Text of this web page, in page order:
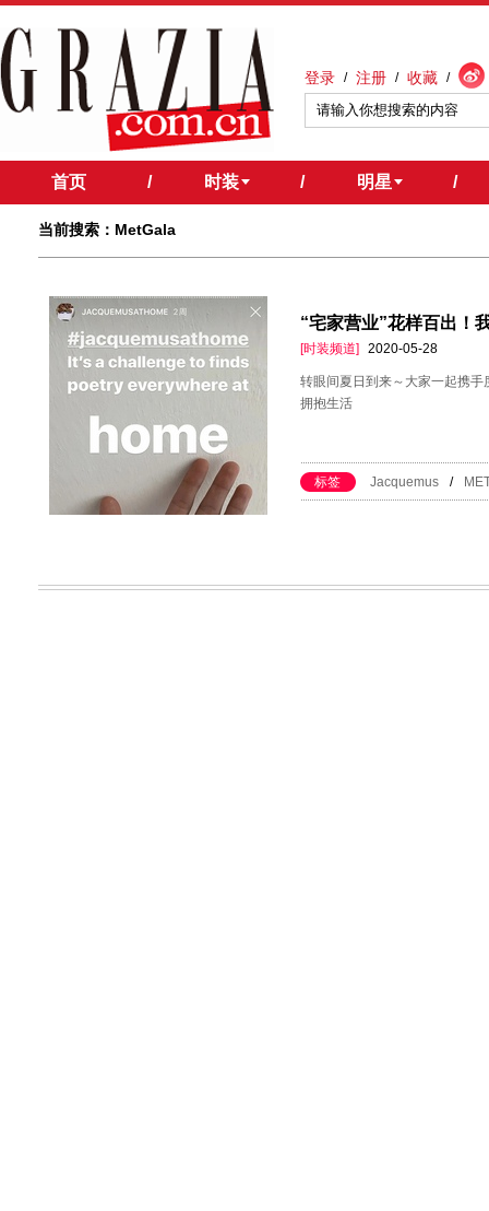
登录 / 注册 / 收藏 /
首页 / 时装 / 明星 /
当前搜索：MetGala
“宅家营业”花样百出！
[时装频道] 2020-05-28
转眼间夏日到来～大家一起携
拥抱生活
标签 Jacquemus /